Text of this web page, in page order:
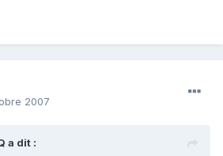
2007
a dit :